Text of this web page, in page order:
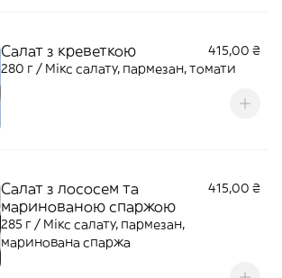
Салат з креветкою
415,00 ₴
280 г / Мікс салату, пармезан, томати
Салат з лососем та
маринованою спаржою
415,00 ₴
285 г / Мікс салату, пармезан,
маринована спаржа